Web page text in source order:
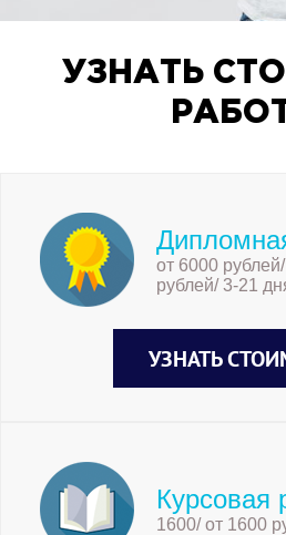
УЗНАТЬ
от 6000
рублей/ 3-21
УЗНАТЬ
Курсовая
1600/ от 1600